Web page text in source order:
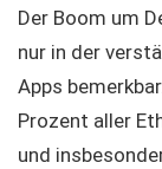
Der Boom um
nur in der
Apps
Prozent aller
und